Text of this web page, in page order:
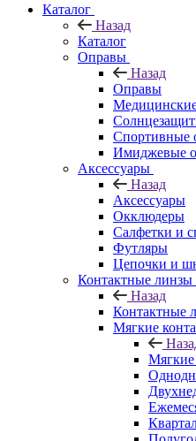
Каталог
Назад
Каталог
Оправы
Назад
Оправы
Спортивные
Имиджевые
Аксессуары
Назад
Аксессуары
Окклюдеры
Салфетки и
Футляры
Цепочки и
Контактные линзы
Назад
Контактные
Мягкие
Мягкие